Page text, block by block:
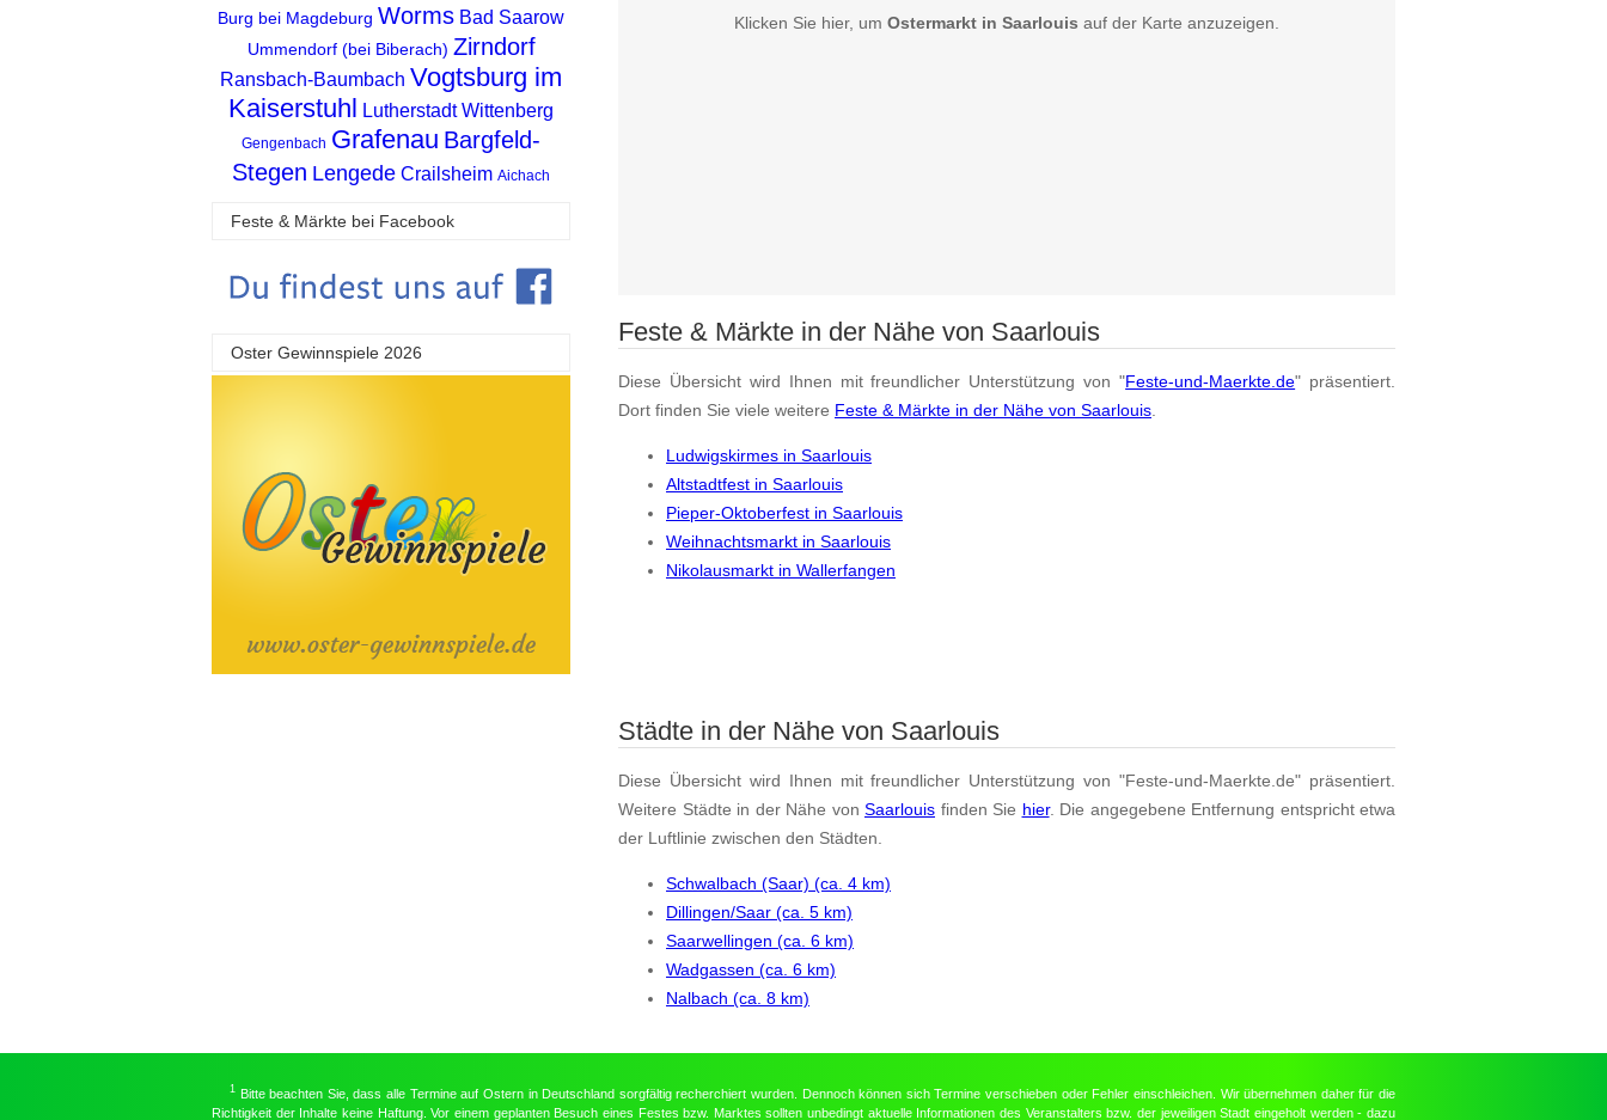
Klicken Sie hier, um Ostermarkt in Saarlouis auf der Karte anzuzeigen.
Feste & Märkte in der Nähe von Saarlouis
Diese Übersicht wird Ihnen mit freundlicher Unterstützung von "Feste-und-Maerkte.de" präsentiert.
Dort finden Sie viele weitere Feste & Märkte in der Nähe von Saarlouis
Ludwigskirmes in Saarlouis
Altstadtfest in Saarlouis
Pieper-Oktoberfest in Saarlouis
Weihnachtsmarkt in Saarlouis
Nikolausmarkt in Wallerfangen
Städte in der Nähe von Saarlouis
Diese Übersicht wird Ihnen mit freundlicher Unterstützung von "Feste-und-Maerkte.de" präsentiert.
Weitere Städte in der Nähe von Saarlouis finden Sie hier. Die angegebene Entfernung entspricht etwa
der Luftlinie zwischen den Städten.
Schwalbach (Saar) (ca. 4 km)
Dillingen/Saar (ca. 5 km)
Saarwellingen (ca. 6 km)
Wadgassen (ca. 6 km)
Nalbach (ca. 8 km)
Burg bei Magdeburg Worms Bad Saarow
Ummendorf (bei Biberach) Zirndorf
Ransbach-Baumbach Vogtsburg im
Kaiserstuhl Lutherstadt Wittenberg
Gengenbach Grafenau Bargfeld-
Stegen Lengede Crailsheim Aichach
Feste & Märkte bei Facebook
Oster Gewinnspiele 2026
1
Bitte beachten Sie, dass alle Termine auf Ostern in Deutschland sorgfältig recherchiert wurden. Dennoch können sich Termine verschieben oder Fehler einschleichen. Wir übernehmen daher für die
Richtigkeit der Inhalte keine Haftung. Vor einem geplanten Besuch eines Festes bzw. Marktes sollten unbedingt aktuelle Informationen des Veranstalters bzw. der jeweiligen Stadt eingeholt werden - dazu